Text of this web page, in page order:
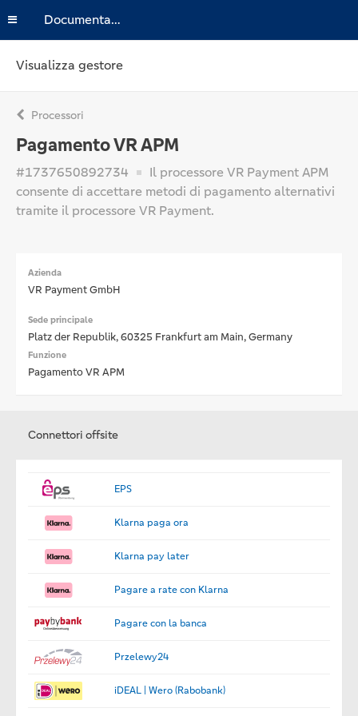
Documentazione
Visualizza gestore
Processori
Pagamento VR APM
#1737650892734
Il processore VR Payment APM
consente di accettare metodi di pagamento alternativi
tramite il processore VR Payment.
Azienda
VR Payment GmbH
Sede principale
Platz der Republik, 60325 Frankfurt am Main, Germany
Funzione
Pagamento VR APM
Connettori offsite
EPS
Klarna paga ora
Klarna pay later
Pagare a rate con Klarna
Pagare con la banca
Przelewy24
iDEAL | Wero (Rabobank)